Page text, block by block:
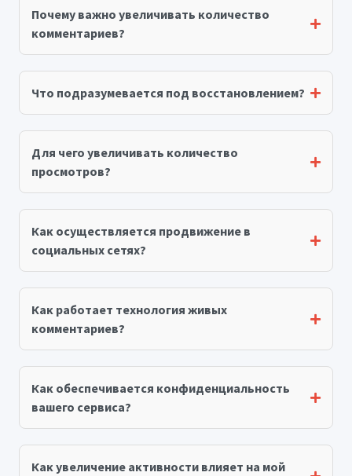
Почему важно увеличивать количество
комментариев?
Что подразумевается под восстановлением?
Для чего увеличивать количество
просмотров?
Как осуществляется продвижение в
социальных сетях?
Как работает технология живых
комментариев?
Как обеспечивается конфиденциальность
вашего сервиса?
Как увеличение активности влияет на мой